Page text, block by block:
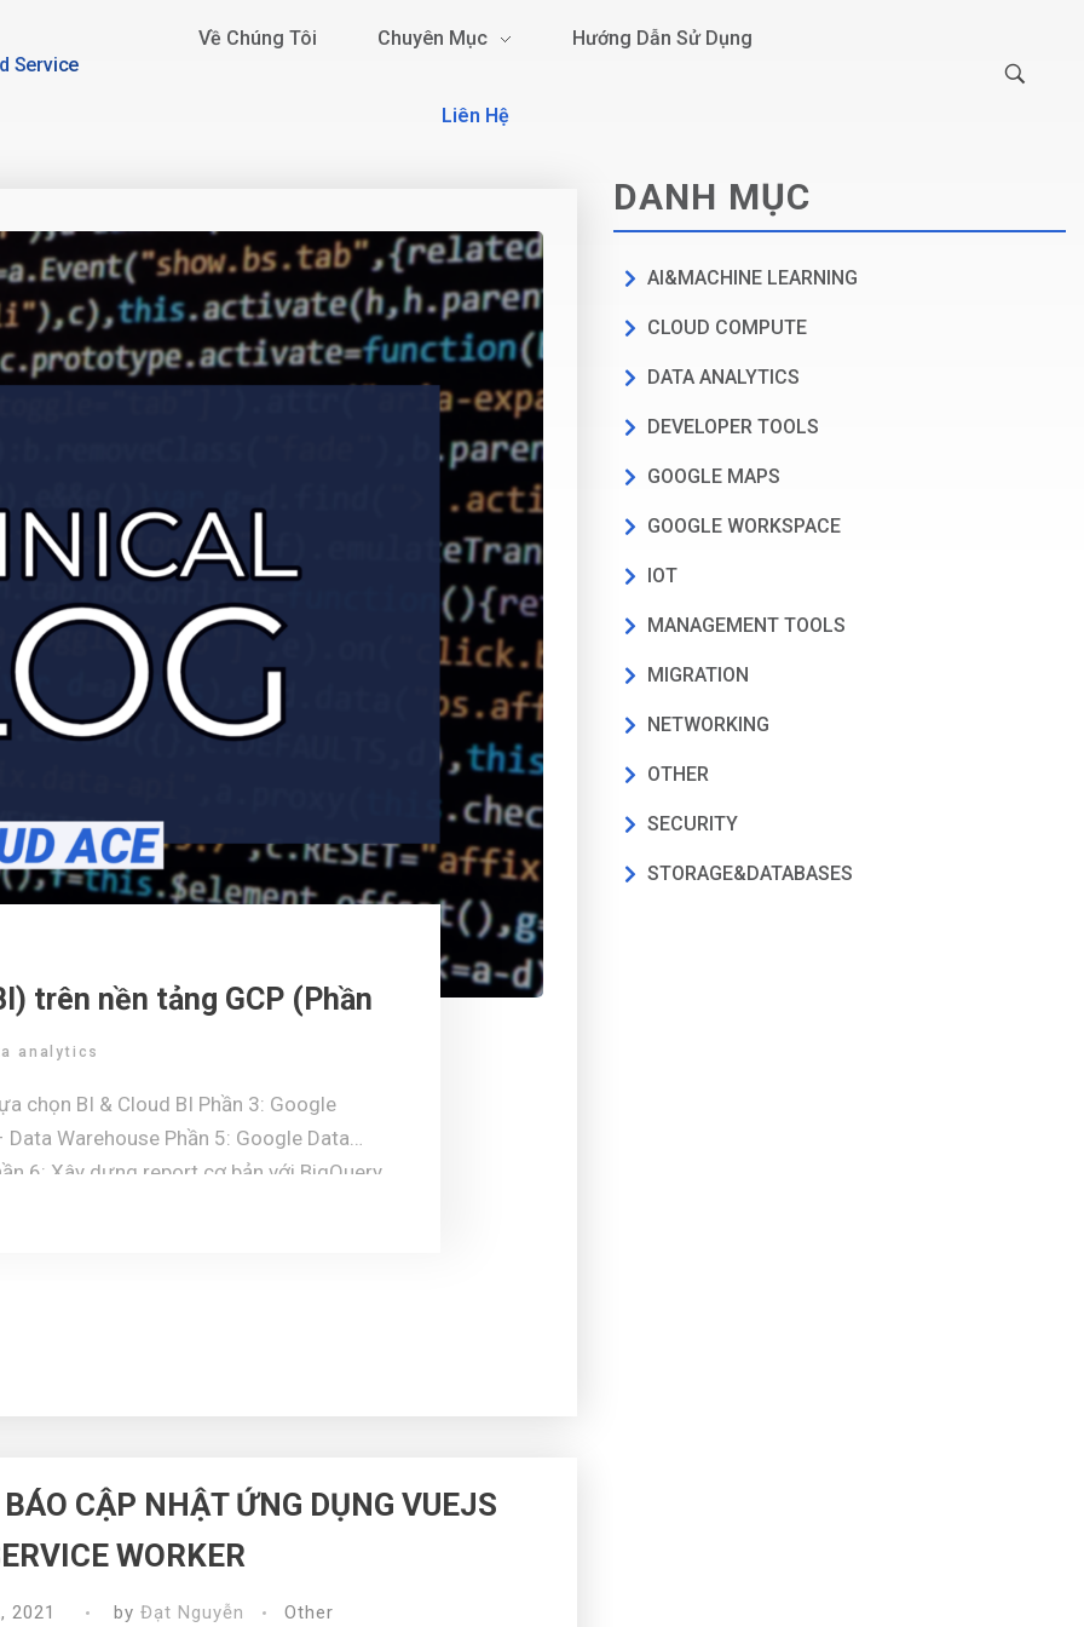
Service
Về Chúng Tôi Chuyên Mục Hướng Dẫn Sử Dụng
Liên Hệ
trên nền tảng GCP (Phần
với BigQuery & Data
analytics
CẬP NHẬT ỨNG DỤNG VUEJS
WORKER
2021 by Đạt Nguyễn Other
DANH MỤC
AI&MACHINE LEARNING
CLOUD COMPUTE
DATA ANALYTICS
DEVELOPER TOOLS
GOOGLE MAPS
GOOGLE WORKSPACE
IOT
MANAGEMENT TOOLS
MIGRATION
NETWORKING
OTHER
SECURITY
STORAGE&DATABASES